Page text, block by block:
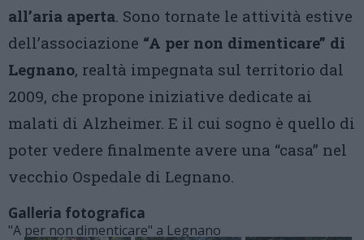
all’aria aperta. Sono tornate le attività estive
dell’associazione “A per non dimenticare” di
Legnano, realtà impegnata sul territorio dal
2009, che propone iniziative dedicate ai
malati di Alzheimer. E il cui sogno è quello di
poter vedere finalmente avere una “casa” nel
vecchio Ospedale di Legnano.
Galleria fotografica
"A per non dimenticare" a Legnano